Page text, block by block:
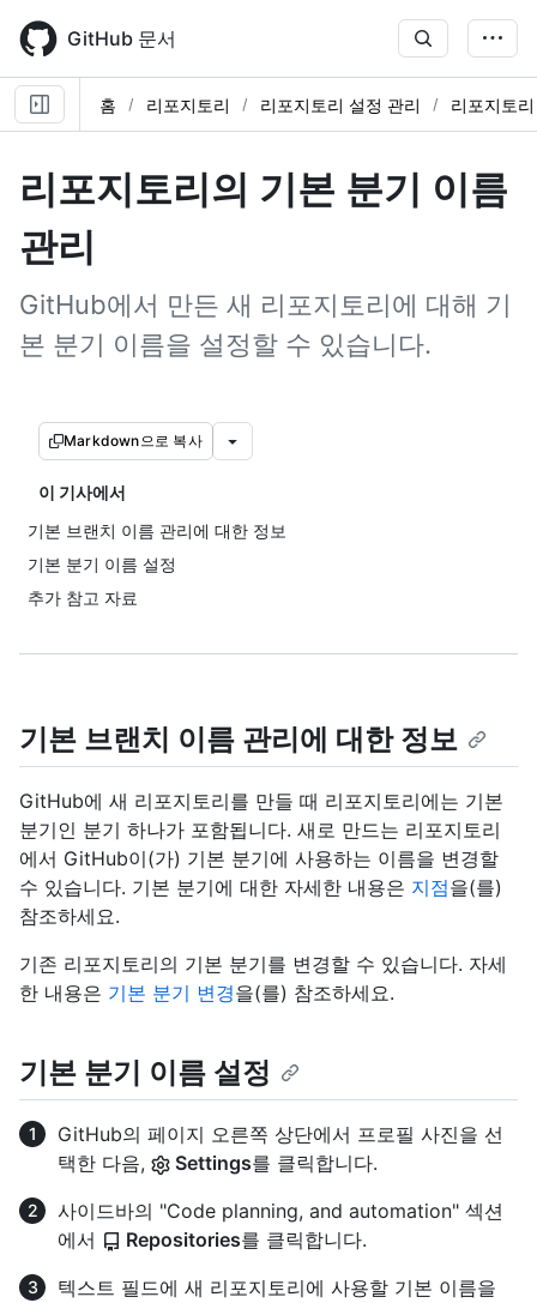
main
content
GitHub 문서
홈 리포지토리 리포지토리 설정 관리 리포지토
리포지토리의 기본 분기 이름
관리
GitHub에서 만든 새 리포지토리에 대해 기
본 분기 이름을 설정할 수 있습니다.
Markdown으로 복사
이 기사에서
기본 브랜치 이름 관리에 대한 정보
기본 분기 이름 설정
추가 참고 자료
기본 브랜치 이름 관리에 대한 정보
GitHub에 새 리포지토리를 만들 때 리포지토리에는 기본
분기인 분기 하나가 포함됩니다. 새로 만드는 리포지토리
에서 GitHub이(가) 기본 분기에 사용하는 이름을 변경할
수 있습니다. 기본 분기에 대한 자세한 내용은 지점을(를)
참조하세요.
기존 리포지토리의 기본 분기를 변경할 수 있습니다. 자세
한 내용은 기본 분기 변경을(를) 참조하세요.
기본 분기 이름 설정
GitHub의 페이지 오른쪽 상단에서 프로필 사진을 선
택한 다음,
Settings를 클릭합니다.
사이드바의 "Code planning, and automation" 섹션
에서
Repositories를 클릭합니다.
텍스트 필드에 새 리포지토리에 사용할 기본 이름을